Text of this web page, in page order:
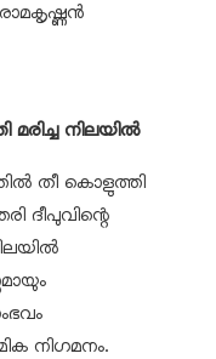
മരിച്ച നിലയിൽ
തീ കൊളുത്തി
ദീപുവിന്റെ
നിഗമനം.